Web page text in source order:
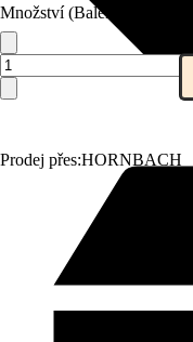
Prodej přes:HORNBACH
Množství (Balení)